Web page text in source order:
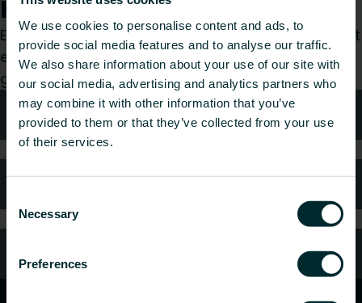
We use cookies to personalise content and ads, to
provide social media features and to analyse our traffic.
We also share information about your use of our site with
our social media, advertising and analytics partners who
may combine it with other information that you’ve
provided to them or that they’ve collected from your use
of their services.
Selection
Necessary
Preferences
Hvordan kan vi hjelpe deg?
Enten du er konsulent, installatør, arkitekt, grossist
eller sluttbruker, velg en kategori, så vil vi med
glede ta hånd om forespørselen din.
Teknisk rådgivning
FAQ (Ofte stilte spørsmål)
Kundeservice